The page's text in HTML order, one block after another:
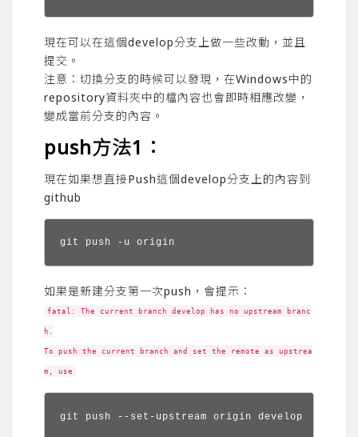
現在可以在這個develop分支上做一些改動，並且
提交。
注意：切換分支的時候可以發現，在Windows中的
repository資料夾中的檔內容也會即時相應改變，
變成當前分支的內容。
push方法1：
現在如果想直接Push這個develop分支上的內容到
github
git push -u origin
如果是新建分支第一次push，會提示：
fatal: The current branch develop has no upstream branc
h.
To push the current branch and set the remote as upstrea
m, use
git push --set-upstream origin develop